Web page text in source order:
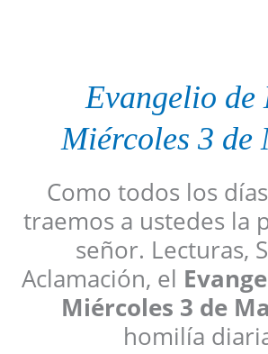
Evangelio de
Miércoles 3 de
Como todos los
traemos a ustedes la
señor. Lecturas,
Aclamación, el
Miércoles 3 de
homilía